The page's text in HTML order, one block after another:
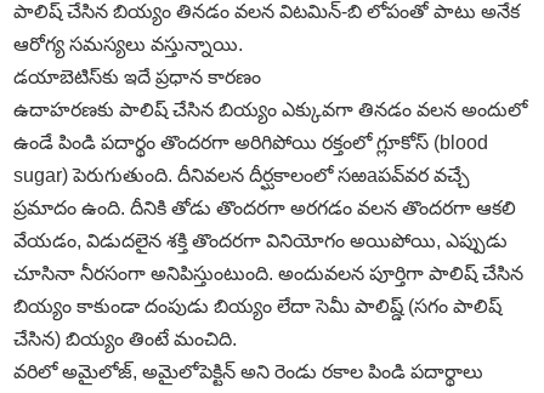
పాలిష్‌ చేసిన బియ్యం తినడం వలన విటమిన్‌-బి లోపంతో పాటు అనేక
ఆరోగ్య సమస్యలు వస్తున్నాయి.
డయాబెటిస్‌కు ఇదే ప్రధాన కారణం
ఉదాహరణకు పాలిష్‌ చేసిన బియ్యం ఎక్కువగా తినడం వలన అందులో
ఉండే పిండి పదార్థం తొందరగా అరిగిపోయి రక్తంలో గ్లూకోస్‌ (blood
sugar) పెరుగుతుంది. దీనివలన దీర్ఘకాలంలో సఱaపవ్‌వర వచ్చే
ప్రమాదం ఉంది. దీనికి తోడు తొందరగా అరగడం వలన తొందరగా ఆకలి
వేయడం, విడుదలైన శక్తి తొందరగా వినియోగం అయిపోయి, ఎప్పుడు
చూసినా నీరసంగా అనిపిస్తుంటుంది. అందువలన పూర్తిగా పాలిష్‌ చేసిన
బియ్యం కాకుండా దంపుడు బియ్యం లేదా సెమీ పాలిష్డ్‌ (సగం పాలిష్‌
చేసిన) బియ్యం తింటే మంచిది.
వరిలో అమైలోజ్‌, అమైలోపెక్టిన్‌ అని రెండు రకాల పిండి పదార్థాలు